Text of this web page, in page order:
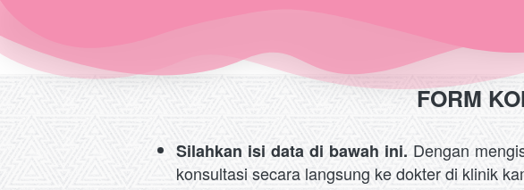
FORM
Silahkan isi data di bawah ini. Dengan
konsultasi secara langsung ke dokter di klinik